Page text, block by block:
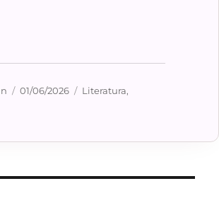
Publicado
01/06/2026 Categorías
Literatura,